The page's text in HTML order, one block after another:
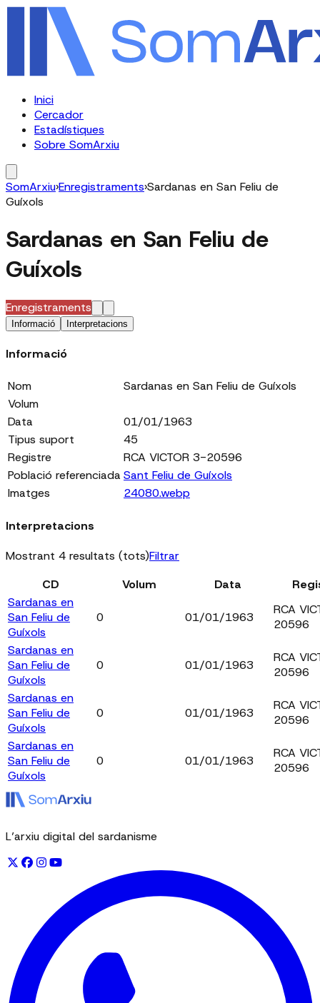
Inici
Cercador
Estadístiques
Sobre SomArxiu
SomArxiu›Enregistraments›Sardanas en San Feliu de
Guíxols
Sardanas en San Feliu de
Guíxols
Enregistraments
Informació Interpretacions
Informació
Nom
Sardanas en San Feliu de Guíxols
Volum
Data
01/01/1963
Tipus suport
45
Registre
RCA VICTOR 3-20596
Població referenciada Sant Feliu de Guíxols
Imatges
24080.webp
Interpretacions
Mostrant 4 resultats (tots)Filtrar
CD
Volum Data
Sardanas en
San Feliu de
Guíxols
0 01/01/1963
RCA
20596
Sardanas en
San Feliu de
Guíxols
0 01/01/1963
RCA
20596
Sardanas en
San Feliu de
Guíxols
0 01/01/1963
RCA
20596
Sardanas en
San Feliu de
Guíxols
0 01/01/1963
RCA
20596
L’arxiu digital del sardanisme